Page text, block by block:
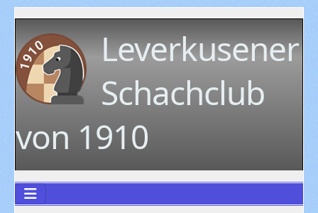
Leverkusener
Schachclub
von 1910